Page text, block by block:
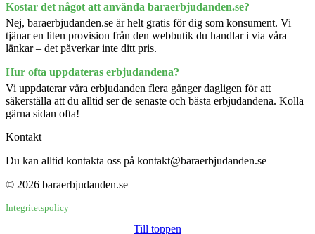
Kostar det något att använda baraerbjudanden.se?
Nej, baraerbjudanden.se är helt gratis för dig som konsument. Vi
tjänar en liten provision från den webbutik du handlar i via våra
länkar – det påverkar inte ditt pris.
Hur ofta uppdateras erbjudandena?
Vi uppdaterar våra erbjudanden flera gånger dagligen för att
säkerställa att du alltid ser de senaste och bästa erbjudandena. Kolla
gärna sidan ofta!
Kontakt
Du kan alltid kontakta oss på kontakt@baraerbjudanden.se
© 2026 baraerbjudanden.se
Integritetspolicy
Till toppen